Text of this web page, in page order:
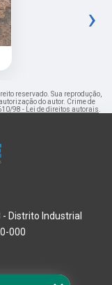
›
reservado. Sua reprodução,
do autor. Crime de
98 - Lei de direitos autorais.
Distrito Industrial
000